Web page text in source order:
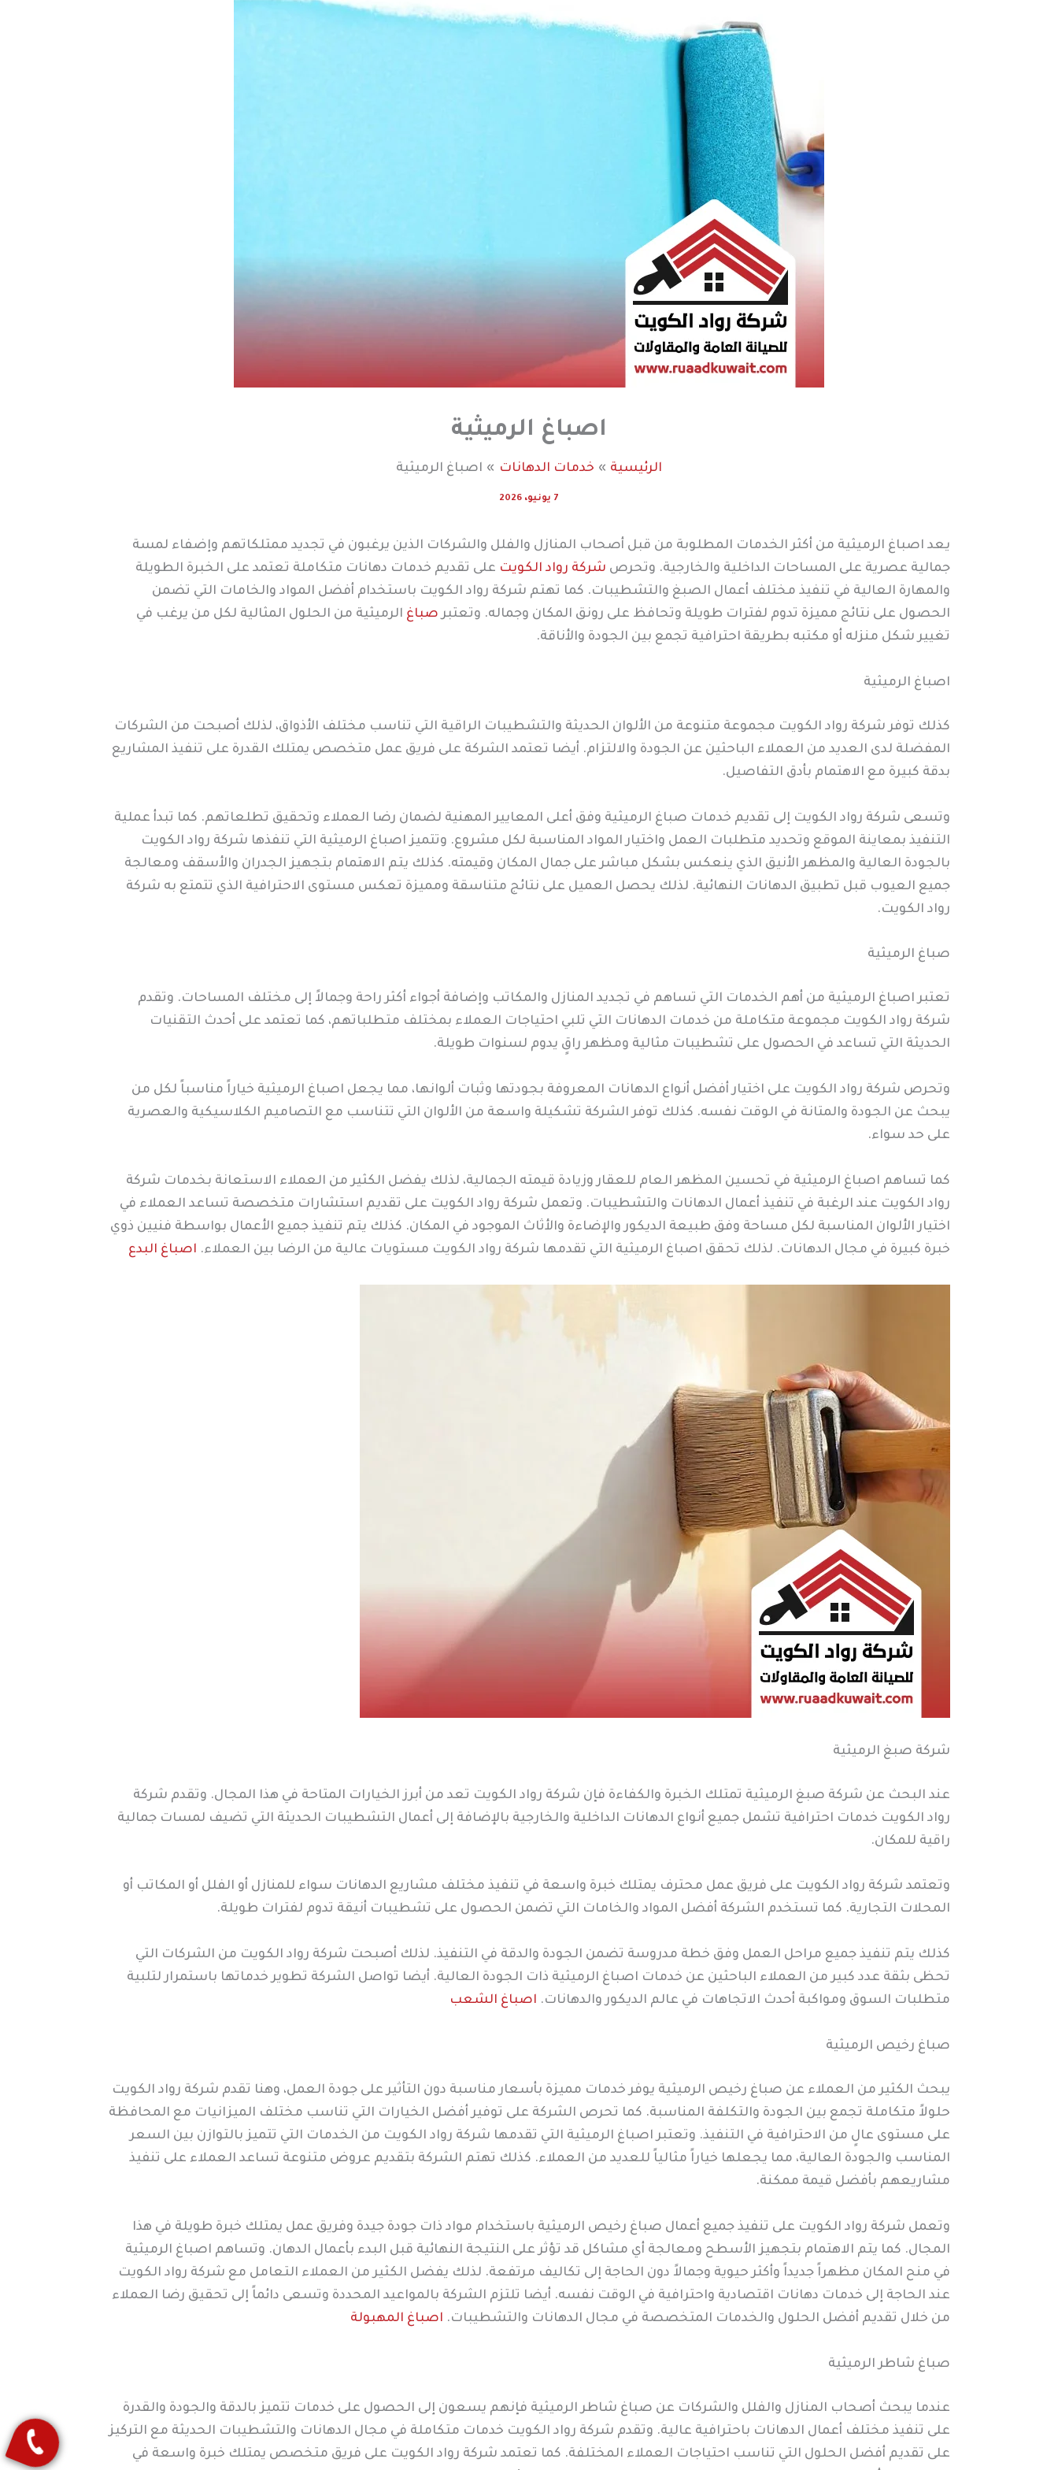
اصباغ الرميثية
الرئيسية خدمات الدهانات اصباغ الرميثية
7 يونيو، 2026
يعد اصباغ الرميثية من أكثر الخدمات المطلوبة من قبل أصحاب المنازل والفلل والشركات الذين يرغبون في تجديد ممتلكاتهم وإضفاء لمسة
جمالية عصرية على المساحات الداخلية والخارجية. وتحرص شركة رواد الكويت على تقديم خدمات دهانات متكاملة تعتمد على الخبرة الطويلة
والمهارة العالية في تنفيذ مختلف أعمال الصبغ والتشطيبات. كما تهتم شركة رواد الكويت باستخدام أفضل المواد والخامات التي تضمن
الحصول على نتائج مميزة تدوم لفترات طويلة وتحافظ على رونق المكان وجماله. وتعتبرصباغ الرميثية من الحلول المثالية لكل من يرغب في
تغيير شكل منزله أو مكتبه بطريقة احترافية تجمع بين الجودة والأناقة.
اصباغ الرميثية
كذلك توفر شركة رواد الكويت مجموعة متنوعة من الألوان الحديثة والتشطيبات الراقية التي تناسب مختلف الأذواق، لذلك أصبحت من الشركات
المفضلة لدى العديد من العملاء الباحثين عن الجودة والالتزام. أيضا تعتمد الشركة على فريق عمل متخصص يمتلك القدرة على تنفيذ المشاريع
بدقة كبيرة مع الاهتمام بأدق التفاصيل.
وتسعى شركة رواد الكويت إلى تقديم خدمات صباغ الرميثية وفق أعلى المعايير المهنية لضمان رضا العملاء وتحقيق تطلعاتهم. كما تبدأ عملية
التنفيذ بمعاينة الموقع وتحديد متطلبات العمل واختيار المواد المناسبة لكل مشروع. وتتميز اصباغ الرميثية التي تنفذها شركة رواد الكويت
بالجودة العالية والمظهر الأنيق الذي ينعكس بشكل مباشر على جمال المكان وقيمته. كذلك يتم الاهتمام بتجهيز الجدران والأسقف ومعالجة
جميع العيوب قبل تطبيق الدهانات النهائية. لذلك يحصل العميل على نتائج متناسقة ومميزة تعكس مستوى الاحترافية الذي تتمتع به شركة
رواد الكويت.
صباغ الرميثية
تعتبر اصباغ الرميثية من أهم الخدمات التي تساهم في تجديد المنازل والمكاتب وإضافة أجواء أكثر راحة وجمالاً إلى مختلف المساحات. وتقدم
شركة رواد الكويت مجموعة متكاملة من خدمات الدهانات التي تلبي احتياجات العملاء بمختلف متطلباتهم، كما تعتمد على أحدث التقنيات
الحديثة التي تساعد في الحصول على تشطيبات مثالية ومظهر راقٍ يدوم لسنوات طويلة.
وتحرص شركة رواد الكويت على اختيار أفضل أنواع الدهانات المعروفة بجودتها وثبات ألوانها، مما يجعل اصباغ الرميثية خياراً مناسباً لكل من
يبحث عن الجودة والمتانة في الوقت نفسه. كذلك توفر الشركة تشكيلة واسعة من الألوان التي تتناسب مع التصاميم الكلاسيكية والعصرية
على حد سواء.
كما تساهم اصباغ الرميثية في تحسين المظهر العام للعقار وزيادة قيمته الجمالية، لذلك يفضل الكثير من العملاء الاستعانة بخدمات شركة
رواد الكويت عند الرغبة في تنفيذ أعمال الدهانات والتشطيبات. وتعمل شركة رواد الكويت على تقديم استشارات متخصصة تساعد العملاء في
اختيار الألوان المناسبة لكل مساحة وفق طبيعة الديكور والإضاءة والأثاث الموجود في المكان. كذلك يتم تنفيذ جميع الأعمال بواسطة فنيين ذوي
خبرة كبيرة في مجال الدهانات. لذلك تحقق اصباغ الرميثية التي تقدمها شركة رواد الكويت مستويات عالية من الرضا بين العملاء. اصباغ البدع
شركة صبغ الرميثية
عند البحث عن شركة صبغ الرميثية تمتلك الخبرة والكفاءة فإن شركة رواد الكويت تعد من أبرز الخيارات المتاحة في هذا المجال. وتقدم شركة
رواد الكويت خدمات احترافية تشمل جميع أنواع الدهانات الداخلية والخارجية بالإضافة إلى أعمال التشطيبات الحديثة التي تضيف لمسات جمالية
راقية للمكان.
وتعتمد شركة رواد الكويت على فريق عمل محترف يمتلك خبرة واسعة في تنفيذ مختلف مشاريع الدهانات سواء للمنازل أو الفلل أو المكاتب أو
المحلات التجارية. كما تستخدم الشركة أفضل المواد والخامات التي تضمن الحصول على تشطيبات أنيقة تدوم لفترات طويلة.
كذلك يتم تنفيذ جميع مراحل العمل وفق خطة مدروسة تضمن الجودة والدقة في التنفيذ. لذلك أصبحت شركة رواد الكويت من الشركات التي
تحظى بثقة عدد كبير من العملاء الباحثين عن خدمات اصباغ الرميثية ذات الجودة العالية. أيضا تواصل الشركة تطوير خدماتها باستمرار لتلبية
متطلبات السوق ومواكبة أحدث الاتجاهات في عالم الديكور والدهانات. اصباغ الشعب
صباغ رخيص الرميثية
يبحث الكثير من العملاء عن صباغ رخيص الرميثية يوفر خدمات مميزة بأسعار مناسبة دون التأثير على جودة العمل، وهنا تقدم شركة رواد الكويت
حلولاً متكاملة تجمع بين الجودة والتكلفة المناسبة. كما تحرص الشركة على توفير أفضل الخيارات التي تناسب مختلف الميزانيات مع المحافظة
على مستوى عالٍ من الاحترافية في التنفيذ. وتعتبر اصباغ الرميثية التي تقدمها شركة رواد الكويت من الخدمات التي تتميز بالتوازن بين السعر
المناسب والجودة العالية، مما يجعلها خياراً مثالياً للعديد من العملاء. كذلك تهتم الشركة بتقديم عروض متنوعة تساعد العملاء على تنفيذ
مشاريعهم بأفضل قيمة ممكنة.
وتعمل شركة رواد الكويت على تنفيذ جميع أعمال صباغ رخيص الرميثية باستخدام مواد ذات جودة جيدة وفريق عمل يمتلك خبرة طويلة في هذا
المجال. كما يتم الاهتمام بتجهيز الأسطح ومعالجة أي مشاكل قد تؤثر على النتيجة النهائية قبل البدء بأعمال الدهان. وتساهم اصباغ الرميثية
في منح المكان مظهراً جديداً وأكثر حيوية وجمالاً دون الحاجة إلى تكاليف مرتفعة. لذلك يفضل الكثير من العملاء التعامل مع شركة رواد الكويت
عند الحاجة إلى خدمات دهانات اقتصادية واحترافية في الوقت نفسه. أيضا تلتزم الشركة بالمواعيد المحددة وتسعى دائماً إلى تحقيق رضا العملاء
من خلال تقديم أفضل الحلول والخدمات المتخصصة في مجال الدهانات والتشطيبات. اصباغ المهبولة
صباغ شاطر الرميثية
عندما يبحث أصحاب المنازل والفلل والشركات عن صباغ شاطر الرميثية فإنهم يسعون إلى الحصول على خدمات تتميز بالدقة والجودة والقدرة
على تنفيذ مختلف أعمال الدهانات باحترافية عالية. وتقدم شركة رواد الكويت خدمات متكاملة في مجال الدهانات والتشطيبات الحديثة مع التركيز
على تقديم أفضل الحلول التي تناسب احتياجات العملاء المختلفة. كما تعتمد شركة رواد الكويت على فريق متخصص يمتلك خبرة واسعة في